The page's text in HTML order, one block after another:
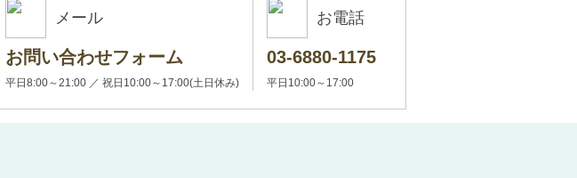
メール
お問い合わせフォーム
平日8:00～21:00 ／ 祝日10:00～17:00(土日休み)
お電話
03-6880-1175
平日10:00～17:00